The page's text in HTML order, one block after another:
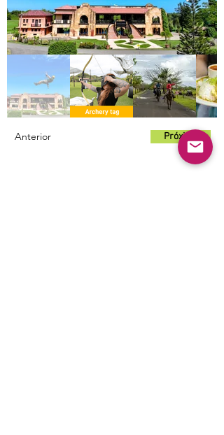
Anterior Próximo